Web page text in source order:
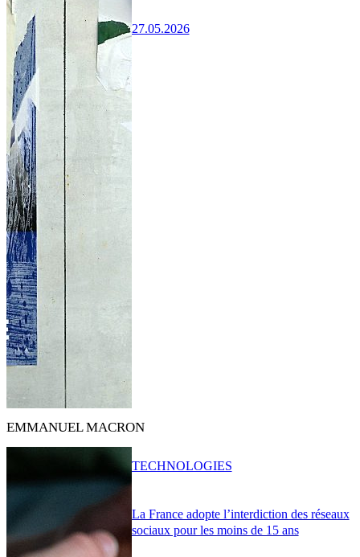
27.05.2026
EMMANUEL MACRON
La France adopte l’interdiction des réseaux
sociaux pour les moins de 15 ans
TECHNOLOGIES